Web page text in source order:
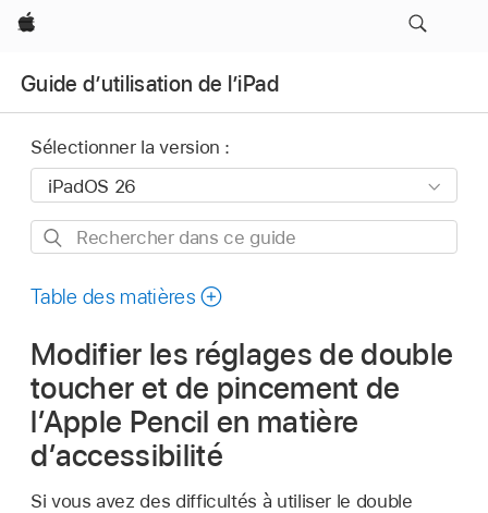
Apple
Guide d’utilisation de l’iPad
Sélectionner la version :
Rechercher
ce
Table des matières
Modifier les réglages de double
toucher et de pincement de
l’Apple Pencil en matière
d’accessibilité
Si vous avez des difficultés à utiliser le double